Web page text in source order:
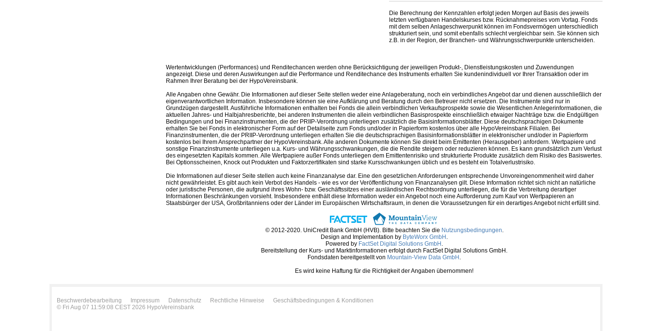
Die Berechnung der Kennzahlen erfolgt jeden Morgen auf Basis des jeweils
letzten verfügbaren Handelskurses bzw. Rücknahmepreises vom Vortag. Fonds
mit dem selben Anlageschwerpunkt können im Fondsvermögen unterschiedlich
strukturiert sein, und somit ebenfalls schlecht vergleichbar sein. Sie können sich
z.B. in der Region, der Branchen- und Währungsschwerpunkte unterscheiden.
Wertentwicklungen (Performances) und Renditechancen werden ohne Berücksichtigung der jeweiligen Produkt-, Dienstleistungskosten und Zuwendungen
angezeigt. Diese und deren Auswirkungen auf die Performance und Renditechance des Instruments erhalten Sie kundenindividuell vor Ihrer Transaktion oder im
Rahmen Ihrer Beratung bei der HypoVereinsbank.
Alle Angaben ohne Gewähr. Die Informationen auf dieser Seite stellen weder eine Anlageberatung, noch ein verbindliches Angebot dar und dienen ausschließlich der
eigenverantwortlichen Information. Insbesondere können sie eine Aufklärung und Beratung durch den Betreuer nicht ersetzen. Die Instrumente sind nur in
Grundzügen dargestellt. Ausführliche Informationen enthalten bei Fonds die allein verbindlichen Verkaufsprospekte sowie die Wesentlichen Anlegerinformationen, die
aktuellen Jahres- und Halbjahresberichte, bei anderen Instrumenten die allein verbindlichen Basisprospekte einschließlich etwaiger Nachträge bzw. die Endgültigen
Bedingungen und bei Finanzinstrumenten, die der PRIIP-Verordnung unterliegen zusätzlich die Basisinformationsblätter. Diese deutschsprachigen Dokumente
erhalten Sie bei Fonds in elektronischer Form auf der Detailseite zum Fonds und/oder in Papierform kostenlos über alle HypoVereinsbank Filialen. Bei
Finanzinstrumenten, die der PRIIP-Verordnung unterliegen erhalten Sie die deutschsprachigen Basisinformationsblätter in elektronischer und/oder in Papierform
kostenlos bei Ihrem Ansprechpartner der HypoVereinsbank. Alle anderen Dokumente können Sie direkt beim Emittenten (Herausgeber) anfordern. Wertpapiere und
sonstige Finanzinstrumente unterliegen u.a. Kurs- und Währungsschwankungen, die die Rendite steigern oder reduzieren können. Es kann grundsätzlich zum Verlust
des eingesetzten Kapitals kommen. Alle Wertpapiere außer Fonds unterliegen dem Emittentenrisiko und strukturierte Produkte zusätzlich dem Risiko des Basiswertes.
Bei Optionsscheinen, Knock out Produkten und Faktorzertifikaten sind starke Kursschwankungen üblich und es besteht ein Totalverlustrisiko.
Die Informationen auf dieser Seite stellen auch keine Finanzanalyse dar. Eine den gesetzlichen Anforderungen entsprechende Unvoreingenommenheit wird daher
nicht gewährleistet. Es gibt auch kein Verbot des Handels - wie es vor der Veröffentlichung von Finanzanalysen gilt. Diese Information richtet sich nicht an natürliche
oder juristische Personen, die aufgrund ihres Wohn- bzw. Geschäftssitzes einer ausländischen Rechtsordnung unterliegen, die für die Verbreitung derartiger
Informationen Beschränkungen vorsieht. Insbesondere enthält diese Information weder ein Angebot noch eine Aufforderung zum Kauf von Wertpapieren an
Staatsbürger der USA, Großbritanniens oder der Länder im Europäischen Wirtschaftsraum, in denen die Voraussetzungen für ein derartiges Angebot nicht erfüllt sind.
© 2012-2020. UniCredit Bank GmbH (HVB). Bitte beachten Sie die Nutzungsbedingungen
Design and Implementation by ByteWorx GmbH
Powered by FactSet Digital Solutions GmbH
Bereitstellung der Kurs- und Marktinformationen erfolgt durch FactSet Digital Solutions GmbH.
Fondsdaten bereitgestellt von Mountain-View Data GmbH
Es wird keine Haftung für die Richtigkeit der Angaben übernommen!
Beschwerdebearbeitung Impressum Datenschutz Rechtliche Hinweise
Geschäftsbedingungen & Konditionen
© Fri Aug 07 11:59:08 CEST 2026 HypoVereinsbank